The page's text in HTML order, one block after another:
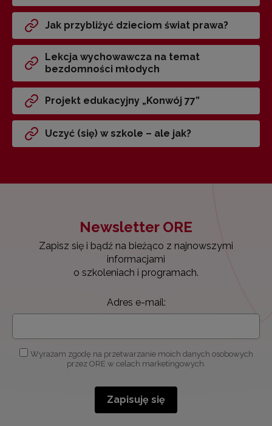
Jak przybliżyć dzieciom świat prawa?
Lekcja wychowawcza na temat
bezdomności młodych
Projekt edukacyjny „Konwój 77”
Uczyć (się) w szkole – ale jak?
Newsletter ORE
Zapisz się i bądź na bieżąco z najnowszymi
informacjami
o szkoleniach i programach.
Adres e-mail:
Wyrażam zgodę na przetwarzanie moich danych osobowych
przez ORE w celach marketingowych.
Zapisuję się